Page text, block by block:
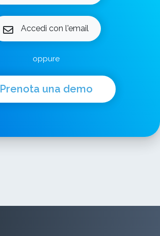
Accedi con l'email
oppure
Prenota una demo